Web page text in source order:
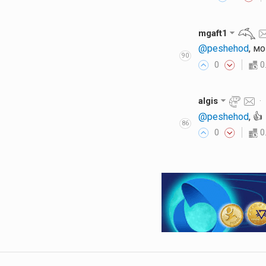
90
mgaft1
@peshehod,
0
86
algis ·
@peshehod, 👍️
0